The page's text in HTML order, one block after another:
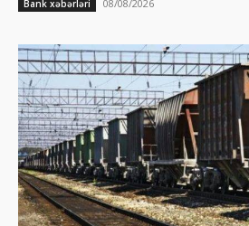
Bank xəbərləri 08/08/2026